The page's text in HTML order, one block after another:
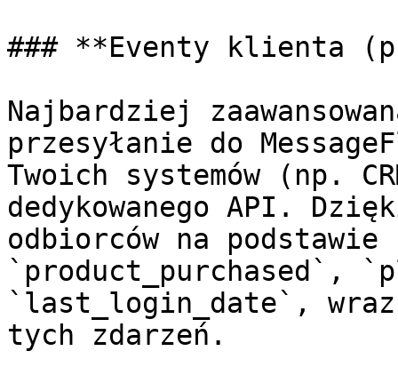
### **Eventy klienta
Najbardziej
przesyłanie do
Twoich systemów (np.
dedykowanego API.
odbiorców na
`product_purchased`,
`last_login_date`,
tych zdarzeń.